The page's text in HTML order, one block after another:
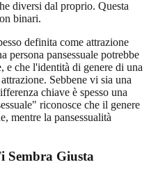
diversi dal proprio. Questa
binari.
definita come attrazione
persona pansessuale potrebbe
e che l'identità di genere di una
Sebbene vi sia una
chiave è spesso una
riconosce che il genere
mentre la pansessualità
Sembra Giusta